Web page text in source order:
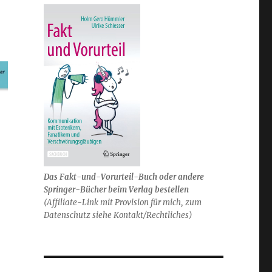
Das Fakt-und-Vorurteil-Buch oder andere
Springer-Bücher beim Verlag bestellen
(Affiliate-Link mit Provision für mich, zum
Datenschutz siehe Kontakt/Rechtliches)